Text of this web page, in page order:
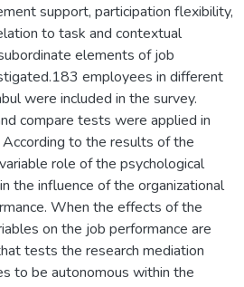
support, participation flexibility,
to task and contextual
elements of job
employees in different
were included in the survey.
compare tests were applied in
to the results of the
role of the psychological
the influence of the organizational
When the effects of the
on the job performance are
tests the research mediation
to be autonomous within the